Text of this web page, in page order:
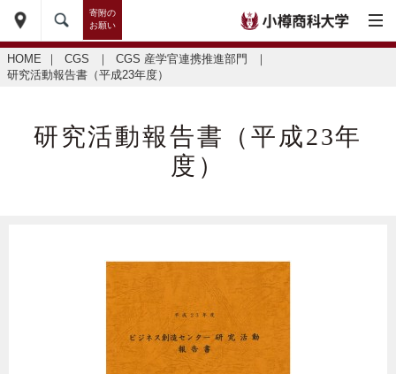
寄附の
お願い
HOME ｜ CGS ｜ CGS 産学官連携推進部門
｜
研究活動報告書（平成23年度）
研究活動報告書（平成23年
度）